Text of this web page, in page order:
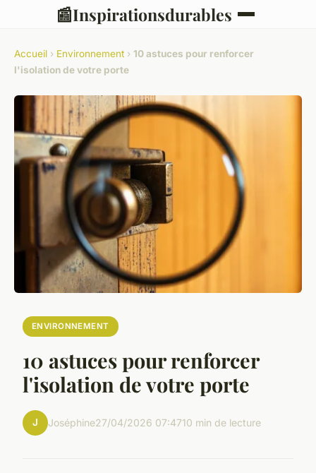
📰Inspirationsdurables
Accueil › Environnement › 10 astuces pour renforcer
l'isolation de votre porte
ENVIRONNEMENT
10 astuces pour renforcer
l'isolation de votre porte
J Joséphine27/04/2026 07:4710 min de lecture